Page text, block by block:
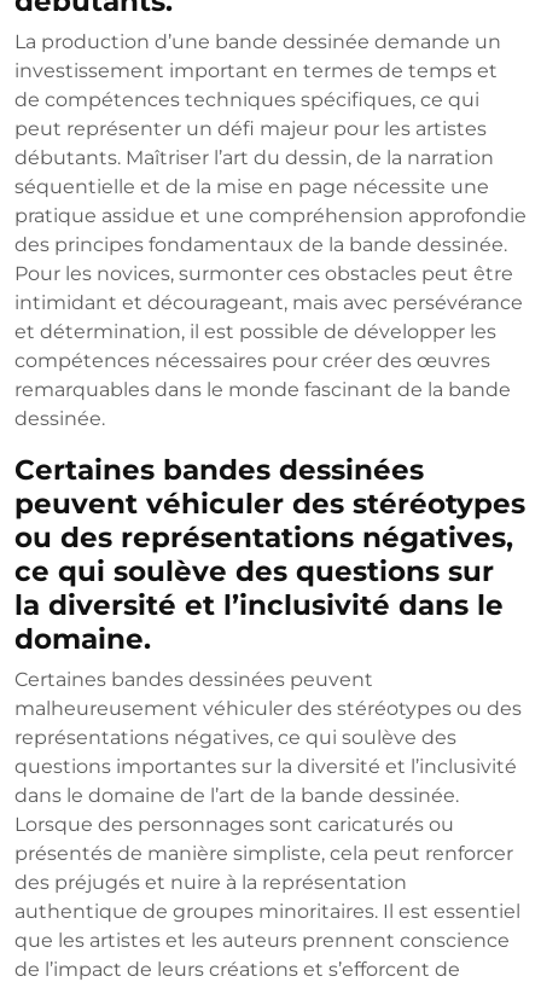
La production d’une bande dessinée demande un
investissement important en termes de temps et
de compétences techniques spécifiques, ce qui
peut représenter un défi majeur pour les artistes
débutants. Maîtriser l’art du dessin, de la narration
séquentielle et de la mise en page nécessite une
pratique assidue et une compréhension approfondie
des principes fondamentaux de la bande dessinée.
Pour les novices, surmonter ces obstacles peut être
intimidant et décourageant, mais avec persévérance
et détermination, il est possible de développer les
compétences nécessaires pour créer des œuvres
remarquables dans le monde fascinant de la bande
dessinée.
Certaines bandes dessinées
peuvent véhiculer des stéréotypes
ou des représentations négatives,
ce qui soulève des questions sur
la diversité et l’inclusivité dans le
domaine.
Certaines bandes dessinées peuvent
malheureusement véhiculer des stéréotypes ou des
représentations négatives, ce qui soulève des
questions importantes sur la diversité et l’inclusivité
dans le domaine de l’art de la bande dessinée.
Lorsque des personnages sont caricaturés ou
présentés de manière simpliste, cela peut renforcer
des préjugés et nuire à la représentation
authentique de groupes minoritaires. Il est essentiel
que les artistes et les auteurs prennent conscience
de l’impact de leurs créations et s’efforcent de